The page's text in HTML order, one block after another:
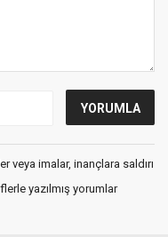
veya imalar, inançlara saldırı
yazılmış yorumlar